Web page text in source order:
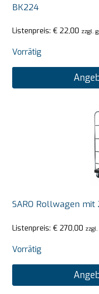
BK224
Listenpreis: € 22,00 zzgl.
Vorrätig
SARO Rollwagen
Listenpreis: € 270,00
Vorrätig